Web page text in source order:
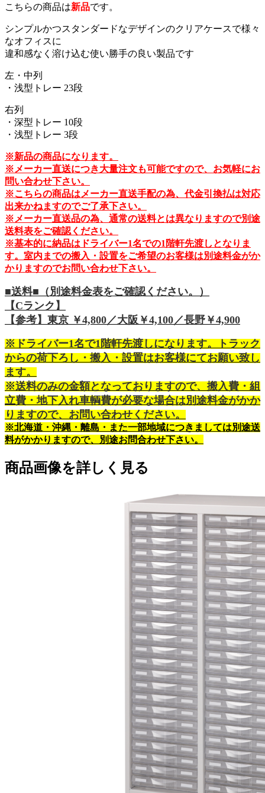
こちらの商品は新品です。
シンプルかつスタンダードなデザインのクリアケースで様々
なオフィスに
違和感なく溶け込む使い勝手の良い製品です
左・中列
・浅型トレー 23段
右列
・深型トレー 10段
・浅型トレー 3段
※新品の商品になります。
※メーカー直送につき大量注文も可能ですので、お気軽にお
問い合わせ下さい。
※こちらの商品はメーカー直送手配の為、代金引換払は対応
出来かねますのでご了承下さい。
※メーカー直送品の為、通常の送料とは異なりますので別途
送料表をご確認ください。
※基本的に納品はドライバー1名での1階軒先渡しとなりま
す。室内までの搬入・設置をご希望のお客様は別途料金がか
かりますのでお問い合わせ下さい。
■送料■（別途料金表をご確認ください。）
【Cランク】
【参考】東京 ￥4,800／大阪￥4,100／長野￥4,900
※ドライバー1名で1階軒先渡しになります。トラック
からの荷下ろし・搬入・設置はお客様にてお願い致し
ます。
※送料のみの金額となっておりますので、搬入費・組
立費・地下入れ車輌費が必要な場合は別途料金がかか
りますので、お問い合わせください。
※北海道・沖縄・離島・また一部地域につきましては別途送
料がかかりますので、別途お問合わせ下さい。
商品画像を詳しく見る